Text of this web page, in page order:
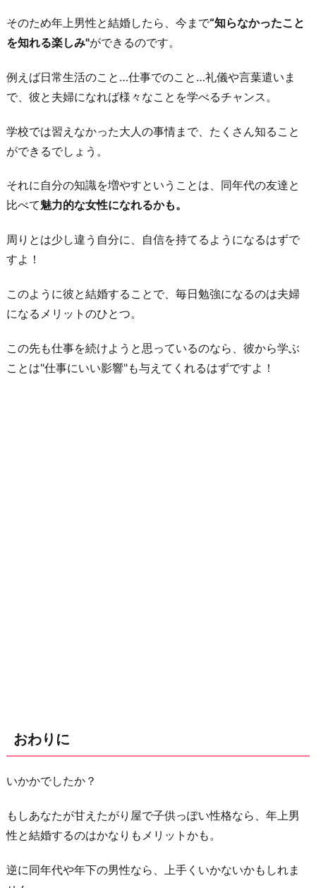
そのため年上男性と結婚したら、今まで“知らなかったこと
を知れる楽しみ"ができるのです。
例えば日常生活のこと…仕事でのこと…礼儀や言葉遣いま
で、彼と夫婦になれば様々なことを学べるチャンス。
学校では習えなかった大人の事情まで、たくさん知ること
ができるでしょう。
それに自分の知識を増やすということは、同年代の友達と
比べて魅力的な女性になれるかも。
周りとは少し違う自分に、自信を持てるようになるはずで
すよ！
このように彼と結婚することで、毎日勉強になるのは夫婦
になるメリットのひとつ。
この先も仕事を続けようと思っているのなら、彼から学ぶ
ことは"仕事にいい影響"も与えてくれるはずですよ！
おわりに
いかかでしたか？
もしあなたが甘えたがり屋で子供っぽい性格なら、年上男
性と結婚するのはかなりもメリットかも。
逆に同年代や年下の男性なら、上手くいかないかもしれま